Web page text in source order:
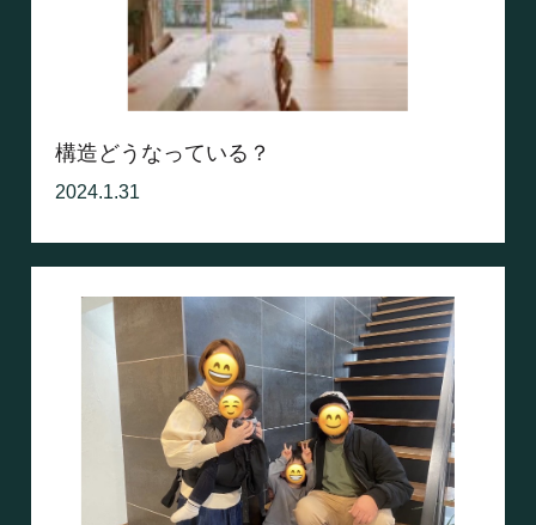
構造どうなっている？
2024.1.31